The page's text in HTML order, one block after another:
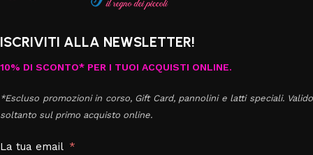
ISCRIVITI ALLA NEWSLETTER!
10% DI SCONTO* PER I TUOI ACQUISTI ONLINE.
*Escluso promozioni in corso, Gift Card, pannolini e latti speciali. Valido
soltanto sul primo acquisto online.
La tua email